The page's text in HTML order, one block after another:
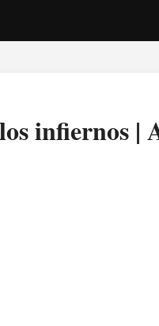
infiernos |